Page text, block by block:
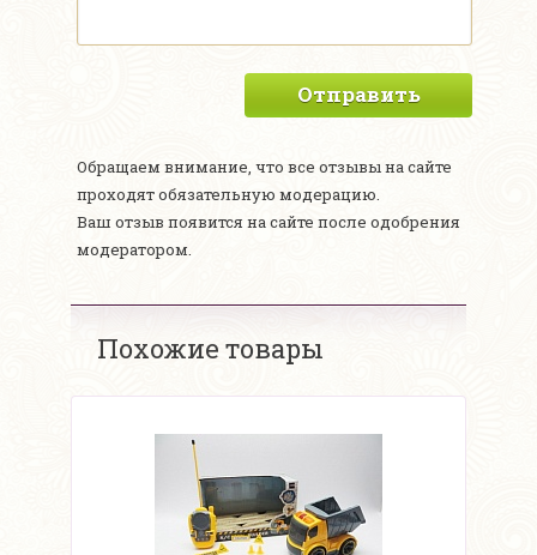
Отправить
Обращаем внимание, что все отзывы на сайте
проходят обязательную модерацию.
Ваш отзыв появится на сайте после одобрения
модератором.
Похожие товары